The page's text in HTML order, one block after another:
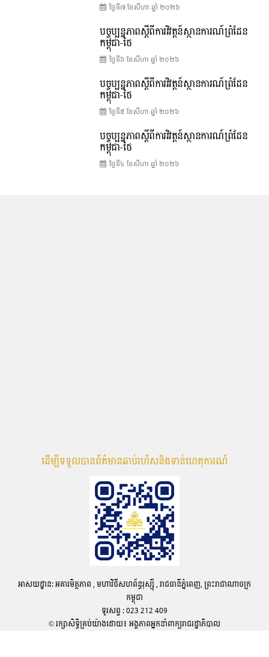
ថ្ងៃទី៧ ខែ​សីហា ឆ្នាំ ២០២៦
បច្ចុប្បន្នភាពស្ដីពីការវិវត្តន៍ស្ថានការណ៍ព្រំដែន
កម្ពុជា-ថៃ
ថ្ងៃទី៦ ខែ​សីហា ឆ្នាំ ២០២៦
បច្ចុប្បន្នភាពស្ដីពីការវិវត្តន៍ស្ថានការណ៍ព្រំដែន
កម្ពុជា-ថៃ
ថ្ងៃទី៥ ខែ​សីហា ឆ្នាំ ២០២៦
បច្ចុប្បន្នភាពស្ដីពីការវិវត្តន៍ស្ថានការណ៍ព្រំដែន
កម្ពុជា-ថៃ
ថ្ងៃទី៤ ខែ​សីហា ឆ្នាំ ២០២៦
ដើម្បីទទួលបានព័ត៌មានឆាប់រហ័សនិងទាន់ហេតុការណ៍
អាសយដ្ឋាន: អគារមិត្តភាព , មហាវិថីសហព័ន្ធរុស្ស៊ី , រាជធានីភ្នំពេញ, ព្រះរាជាណាចក្រ
កម្ពុជា
ទូរសព្ទ : 023 212 409
© រក្សាសិទ្ធិគ្រប់យ៉ាងដោយ៖ អង្គភាពអ្នកនាំពាក្យរាជរដ្ឋាភិបាល